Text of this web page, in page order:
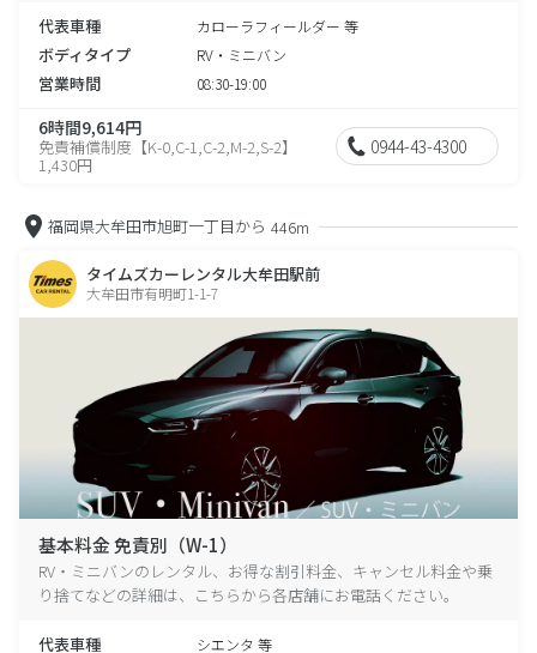
代表車種 カローラフィールダー 等
ボディタイプ RV・ミニバン
営業時間 08:30-19:00
6時間9,614円
免責補償制度【K-0,C-1,C-2,M-2,S-2】
1,430円
0944-43-4300
福岡県大牟田市旭町一丁目から 446m
タイムズカーレンタル大牟田駅前
大牟田市有明町1-1-7
基本料金 免責別（W-1）
RV・ミニバンのレンタル、お得な割引料金、キャンセル料金や乗
り捨てなどの詳細は、こちらから各店舗にお電話ください。
代表車種 シエンタ 等